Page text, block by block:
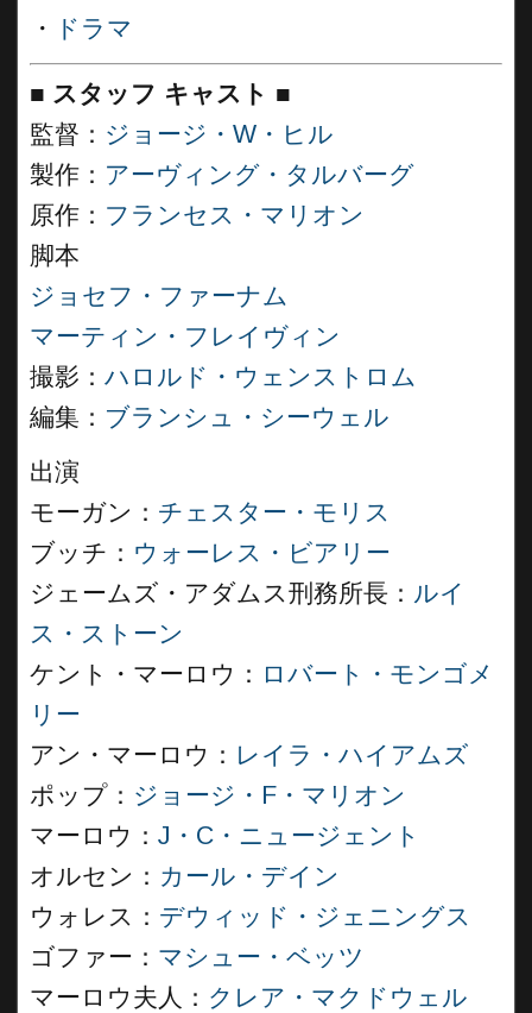
・ ドラマ
■ スタッフ キャスト ■
監督： ジョージ・W・ヒル
製作： アーヴィング・タルバーグ
原作： フランセス・マリオン
脚本
ジョセフ・ファーナム
マーティン・フレイヴィン
撮影： ハロルド・ウェンストロム
編集： ブランシュ・シーウェル
出演
モーガン： チェスター・モリス
ブッチ： ウォーレス・ビアリー
ジェームズ・アダムス刑務所長： ルイ
ス・ストーン
ケント・マーロウ： ロバート・モンゴメ
リー
アン・マーロウ： レイラ・ハイアムズ
ポップ： ジョージ・F・マリオン
マーロウ： J・C・ニュージェント
オルセン： カール・デイン
ウォレス： デウィッド・ジェニングス
ゴファー： マシュー・ベッツ
マーロウ夫人： クレア・マクドウェル